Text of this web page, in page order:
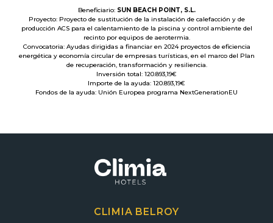
Beneficiario: SUN BEACH POINT, S.L.
Proyecto: Proyecto de sustitución de la instalación de calefacción y de
producción ACS para el calentamiento de la piscina y control ambiente del
recinto por equipos de aerotermia.
Convocatoria: Ayudas dirigidas a financiar en 2024 proyectos de eficiencia
energética y economía circular de empresas turísticas, en el marco del Plan
de recuperación, transformación y resiliencia.
Inversión total: 120.893,19€
Importe de la ayuda: 120.893,19€
Fondos de la ayuda: Unión Europea programa NextGenerationEU
CLIMIA BELROY